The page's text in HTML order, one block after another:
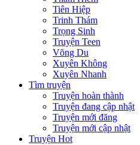
Tiên Hiệp
Trinh Thám
Trọng Sinh
Truyện Teen
Võng Du
Xuyên Không
Xuyên Nhanh
Tìm truyện
Truyện hoàn thành
Truyện đang cập nhật
Truyện mới đăng
Truyện mới cập nhật
Truyện Hot